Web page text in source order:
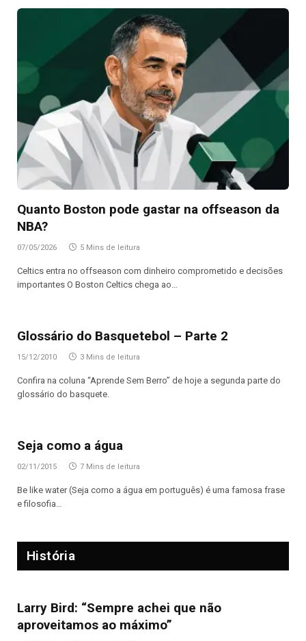
Quanto Boston pode gastar na offseason da
NBA?
07/05/2026 5 Mins de leitura
Celtics entra no offseason com dinheiro comprometido e decisões
importantes O Boston Celtics chega ao…
Glossário do Basquetebol – Parte 2
15/12/2010 3 Mins de leitura
Confira na coluna “Aprende Sem Berro” de hoje a segunda parte do
glossário do basquete.
Seja como a água
02/11/2015 7 Mins de leitura
Be like water (Seja como a água em português) é uma famosa frase
e filosofia…
História
Larry Bird: “Sempre achei que não
aproveitamos ao máximo”